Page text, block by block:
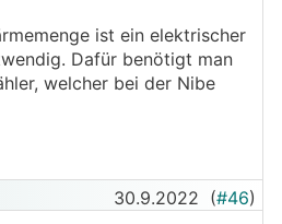
ist ein elektrischer
Dafür benötigt man
welcher bei der Nibe
30.9.2022 (#46)